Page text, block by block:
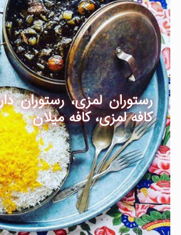
رستوران لمزی، رستوران
کافه لمزی، کافه میلان